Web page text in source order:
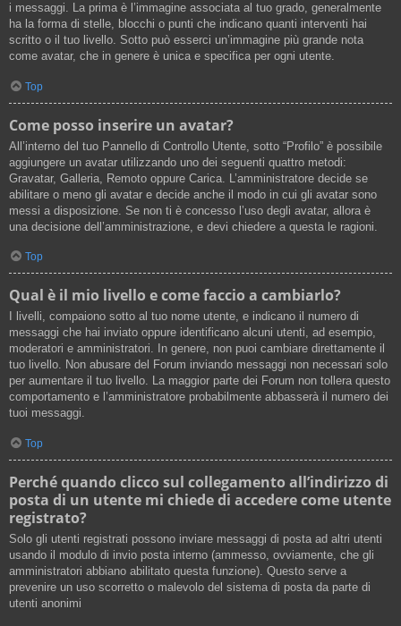
i messaggi. La prima è l’immagine associata al tuo grado, generalmente
ha la forma di stelle, blocchi o punti che indicano quanti interventi hai
scritto o il tuo livello. Sotto può esserci un’immagine più grande nota
come avatar, che in genere è unica e specifica per ogni utente.
Top
Come posso inserire un avatar?
All’interno del tuo Pannello di Controllo Utente, sotto “Profilo” è possibile
aggiungere un avatar utilizzando uno dei seguenti quattro metodi:
Gravatar, Galleria, Remoto oppure Carica. L’amministratore decide se
abilitare o meno gli avatar e decide anche il modo in cui gli avatar sono
messi a disposizione. Se non ti è concesso l’uso degli avatar, allora è
una decisione dell’amministrazione, e devi chiedere a questa le ragioni.
Top
Qual è il mio livello e come faccio a cambiarlo?
I livelli, compaiono sotto al tuo nome utente, e indicano il numero di
messaggi che hai inviato oppure identificano alcuni utenti, ad esempio,
moderatori e amministratori. In genere, non puoi cambiare direttamente il
tuo livello. Non abusare del Forum inviando messaggi non necessari solo
per aumentare il tuo livello. La maggior parte dei Forum non tollera questo
comportamento e l’amministratore probabilmente abbasserà il numero dei
tuoi messaggi.
Top
Perché quando clicco sul collegamento all’indirizzo di
posta di un utente mi chiede di accedere come utente
registrato?
Solo gli utenti registrati possono inviare messaggi di posta ad altri utenti
usando il modulo di invio posta interno (ammesso, ovviamente, che gli
amministratori abbiano abilitato questa funzione). Questo serve a
prevenire un uso scorretto o malevolo del sistema di posta da parte di
utenti anonimi